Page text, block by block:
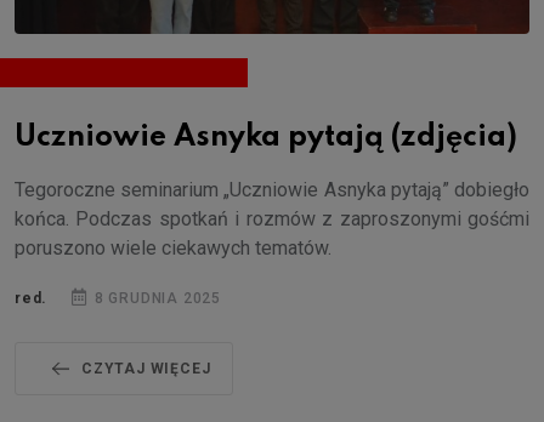
Uczniowie Asnyka pytają (zdjęcia)
Tegoroczne seminarium „Uczniowie Asnyka pytają” dobiegło
końca. Podczas spotkań i rozmów z zaproszonymi gośćmi
poruszono wiele ciekawych tematów.
red. 8 GRUDNIA 2025
CZYTAJ WIĘCEJ